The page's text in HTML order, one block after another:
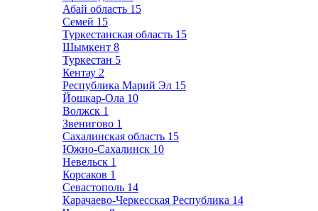
Абай область 15
Семей 15
Туркестанская область 15
Шымкент 8
Туркестан 5
Кентау 2
Республика Марий Эл 15
Йошкар-Ола 10
Волжск 1
Звенигово 1
Сахалинская область 15
Южно-Сахалинск 10
Невельск 1
Корсаков 1
Севастополь 14
Карачаево-Черкесская Республика 14